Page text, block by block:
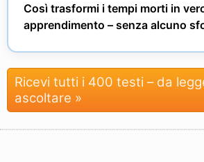
Così trasformi i tempi morti in
apprendimento – senza alcuno
Ricevi tutti i 400 testi – da
ascoltare »